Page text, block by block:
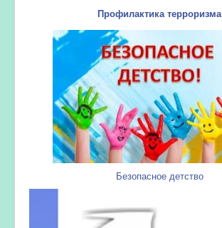
Профилактика терроризма
Безопасное детство